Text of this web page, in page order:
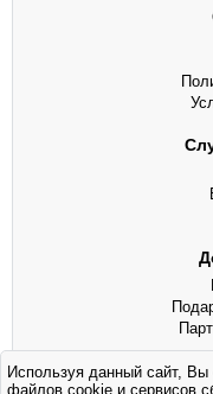
Используя данный сайт, Вы
файлов cookie и сервисов